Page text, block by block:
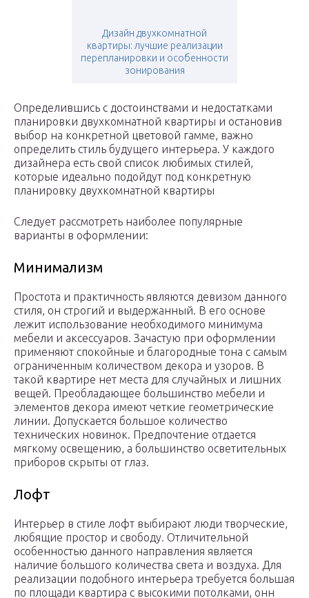
Дизайн двухкомнатной
квартиры: лучшие реализации
перепланировки и особенности
зонирования
Определившись с достоинствами и недостатками
планировки двухкомнатной квартиры и остановив
выбор на конкретной цветовой гамме, важно
определить стиль будущего интерьера. У каждого
дизайнера есть свой список любимых стилей,
которые идеально подойдут под конкретную
планировку двухкомнатной квартиры
Следует рассмотреть наиболее популярные
варианты в оформлении:
Минимализм
Простота и практичность являются девизом данного
стиля, он строгий и выдержанный. В его основе
лежит использование необходимого минимума
мебели и аксессуаров. Зачастую при оформлении
применяют спокойные и благородные тона с самым
ограниченным количеством декора и узоров. В
такой квартире нет места для случайных и лишних
вещей. Преобладающее большинство мебели и
элементов декора имеют четкие геометрические
линии. Допускается большое количество
технических новинок. Предпочтение отдается
мягкому освещению, а большинство осветительных
приборов скрыты от глаз.
Лофт
Интерьер в стиле лофт выбирают люди творческие,
любящие простор и свободу. Отличительной
особенностью данного направления является
наличие большого количества света и воздуха. Для
реализации подобного интерьера требуется большая
по площади квартира с высокими потолками, онн